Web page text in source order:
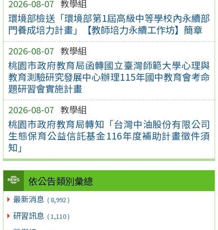
2026-08-07 教學組
環境部檢送「環境部第1屆高級中等學校內永續部
門養成培力計畫」【教師培力永續工作坊】簡章
2026-08-07 教學組
桃園市政府教育局函轉國立臺灣師範大學心理與
教育測驗研究發展中心辦理115年國中教育會考命
題研習會實施計畫
2026-08-07 教學組
桃園市政府教育局轉知「台灣中油股份有限公司
生態保育公益信託基金116年度補助計畫徵件須
知」
依公告類別彙總
最新消息 ( 8,992 )
研習訊息 ( 1,110 )